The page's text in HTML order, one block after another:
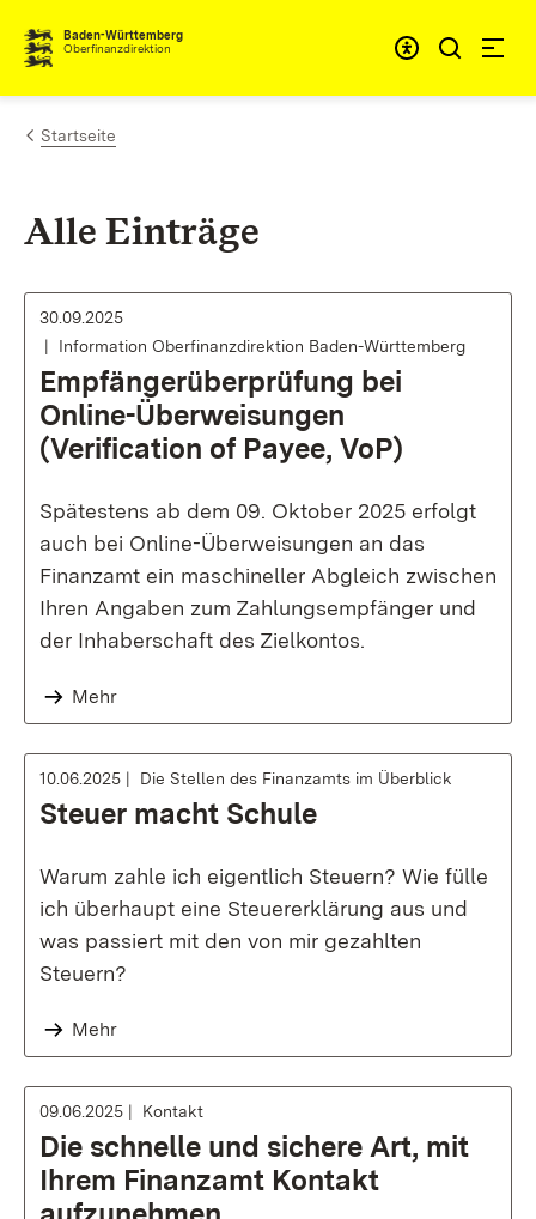
Zum Inhalt springen
Baden-Württemberg
Oberfinanzdirektion
Startseite
Alle Einträge
30.09.2025
Information Oberfinanzdirektion Baden-Württemberg
Empfängerüberprüfung bei
Online-Überweisungen
(Verification of Payee, VoP)
Spätestens ab dem 09. Oktober 2025 erfolgt
auch bei Online-Überweisungen an das
Finanzamt ein maschineller Abgleich zwischen
Ihren Angaben zum Zahlungsempfänger und
der Inhaberschaft des Zielkontos.
Mehr
10.06.2025 Die Stellen des Finanzamts im Überblick
Steuer macht Schule
Warum zahle ich eigentlich Steuern? Wie fülle
ich überhaupt eine Steuererklärung aus und
was passiert mit den von mir gezahlten
Steuern?
Mehr
09.06.2025 Kontakt
Die schnelle und sichere Art, mit
Ihrem Finanzamt Kontakt